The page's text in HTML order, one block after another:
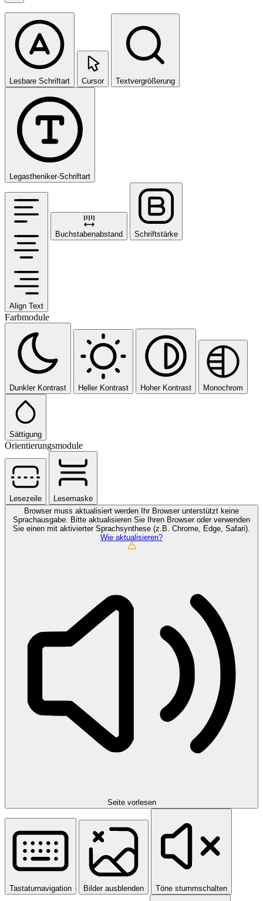
Lesbare Schriftart Cursor Textvergrößerung
Legastheniker-Schriftart
Align Text
Buchstabenabstand Schriftstärke
Farbmodule
Dunkler Kontrast Heller Kontrast Hoher Kontrast Monochrom
Sättigung
Orientierungsmodule
Lesezeile
Lesemaske
Browser muss aktualisiert werden
Ihr Browser unterstützt keine
Sprachausgabe. Bitte aktualisieren Sie Ihren Browser oder verwenden
Sie einen mit aktivierter Sprachsynthese (z.B. Chrome, Edge, Safari).
Wie aktualisieren?
Seite vorlesen
Tastaturnavigation Bilder ausblenden Töne stummschalten